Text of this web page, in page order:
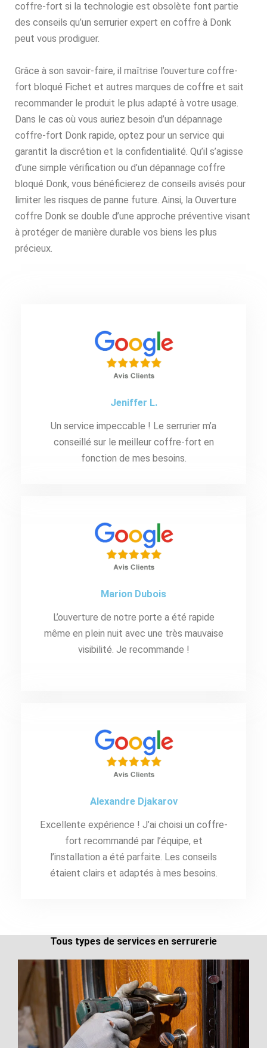
coffre-fort si la technologie est obsolète font partie
des conseils qu’un serrurier expert en coffre à Donk
peut vous prodiguer.
Grâce à son savoir-faire, il maîtrise l’ouverture coffre-
fort bloqué Fichet et autres marques de coffre et sait
recommander le produit le plus adapté à votre usage.
Dans le cas où vous auriez besoin d’un dépannage
coffre-fort Donk rapide, optez pour un service qui
garantit la discrétion et la confidentialité. Qu’il s’agisse
d’une simple vérification ou d’un dépannage coffre
bloqué Donk, vous bénéficierez de conseils avisés pour
limiter les risques de panne future. Ainsi, la Ouverture
coffre Donk se double d’une approche préventive visant
à protéger de manière durable vos biens les plus
précieux.
Jeniffer L.
Un service impeccable ! Le serrurier m’a
conseillé sur le meilleur coffre-fort en
fonction de mes besoins.
Marion Dubois
L’ouverture de notre porte a été rapide
même en plein nuit avec une très mauvaise
visibilité. Je recommande !
Alexandre Djakarov
Excellente expérience ! J’ai choisi un coffre-
fort recommandé par l’équipe, et
l’installation a été parfaite. Les conseils
étaient clairs et adaptés à mes besoins.
Tous types de services en serrurerie